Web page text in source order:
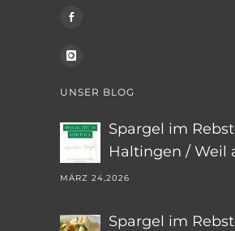
UNSER BLOG
Spargel im
Haltingen / Weil
MÄRZ 24,2026
Spargel im